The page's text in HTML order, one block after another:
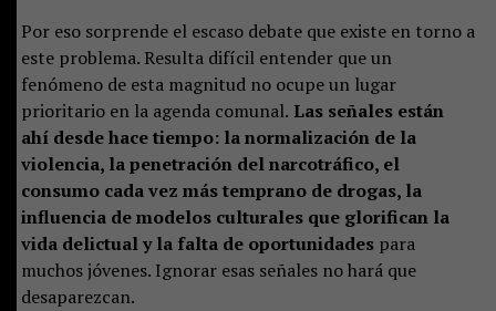
Por eso sorprende el escaso debate que existe en torno a
este problema. Resulta difícil entender que un
fenómeno de esta magnitud no ocupe un lugar
prioritario en la agenda comunal. Las señales están
ahí desde hace tiempo: la normalización de la
violencia, la penetración del narcotráfico, el
consumo cada vez más temprano de drogas, la
influencia de modelos culturales que glorifican la
vida delictual y la falta de oportunidadespara
muchos jóvenes. Ignorar esas señales no hará que
desaparezcan.